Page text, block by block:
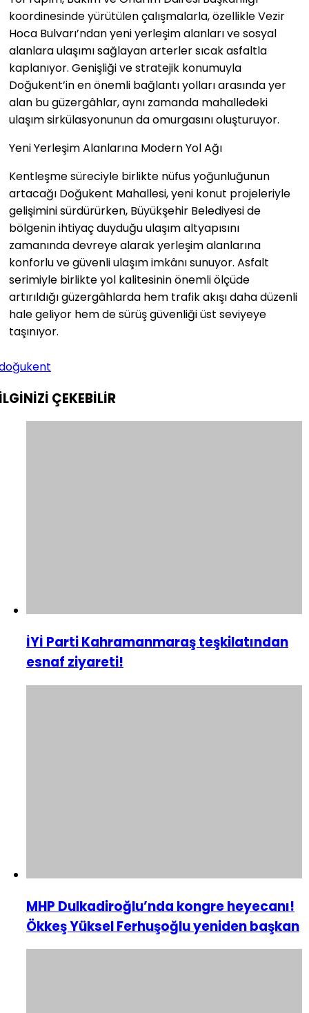
koordinesinde yürütülen çalışmalarla, özellikle Vezir
Hoca Bulvarı’ndan yeni yerleşim alanları ve sosyal
alanlara ulaşımı sağlayan arterler sıcak asfaltla
kaplanıyor. Genişliği ve stratejik konumuyla
Doğukent’in en önemli bağlantı yolları arasında yer
alan bu güzergâhlar, aynı zamanda mahalledeki
ulaşım sirkülasyonunun da omurgasını oluşturuyor.
Yeni Yerleşim Alanlarına Modern Yol Ağı
Kentleşme süreciyle birlikte nüfus yoğunluğunun
artacağı Doğukent Mahallesi, yeni konut projeleriyle
gelişimini sürdürürken, Büyükşehir Belediyesi de
bölgenin ihtiyaç duyduğu ulaşım altyapısını
zamanında devreye alarak yerleşim alanlarına
konforlu ve güvenli ulaşım imkânı sunuyor. Asfalt
serimiyle birlikte yol kalitesinin önemli ölçüde
artırıldığı güzergâhlarda hem trafik akışı daha düzenli
hale geliyor hem de sürüş güvenliği üst seviyeye
taşınıyor.
ÇEKEBİLİR
İYİ Parti Kahramanmaraş teşkilatından
esnaf ziyareti!
MHP Dulkadiroğlu’nda kongre heyecanı!
Ökkeş Yüksel Ferhuşoğlu yeniden başkan